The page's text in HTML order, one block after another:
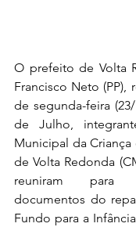
O prefeito de Volta
Francisco Neto (PP),
de segunda-feira
de Julho,
Municipal da
de Volta Redonda
reuniram para
documentos do
Fundo para a